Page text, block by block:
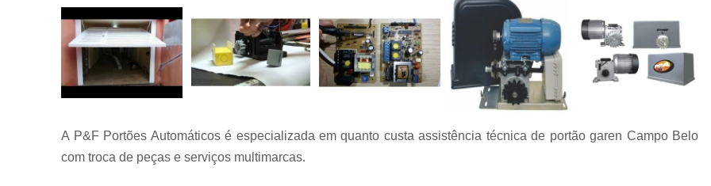
portões
Manutenção
de motores
Manutenção
em portões
Automatizar Portão 2 Folhas
Conserto de Motor de
Conserto de Motor Portão
Conserto Motor Portão
A P&F Portões Automáticos é especializada em quanto custa assistência técnica de portão garen Campo Belo
com troca de peças e serviços multimarcas.